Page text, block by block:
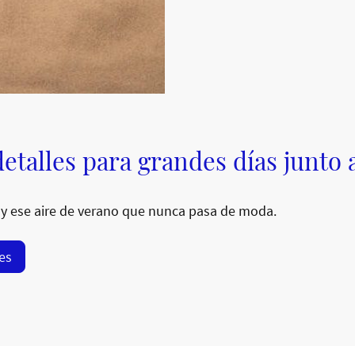
para grandes días junto
ese aire de verano que nunca pasa de moda.